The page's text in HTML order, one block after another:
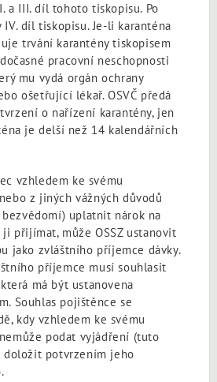
a III. díl tohoto tiskopisu. Po
díl tiskopisu. Je-li karanténa
trvání karantény tiskopisem
pracovní neschopnosti
mu vydá orgán ochrany
ošetřující lékař. OSVČ předá
o nařízení karantény, jen
je delší než 14 kalendářních
vzhledem ke svému
z jiných vážných důvodů
uplatnit nárok na
přijímat, může OSSZ ustanovit
jako zvláštního příjemce dávky.
příjemce musí souhlasit
má být ustanovena
Souhlas pojištěnce se
kdy vzhledem ke svému
podat vyjádření (tuto
doložit potvrzením jeho